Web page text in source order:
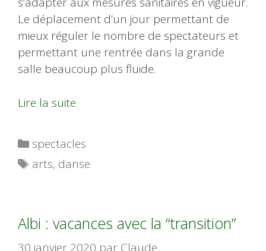
Le déplacement d’un jour permettant de
mieux réguler le nombre de spectateurs et
permettant une rentrée dans la grande
salle beaucoup plus fluide.
Lire la suite
Catégories
spectacles
Étiquettes
arts, danse
Albi : vacances avec la “transition”
30 janvier 2020 par Claude